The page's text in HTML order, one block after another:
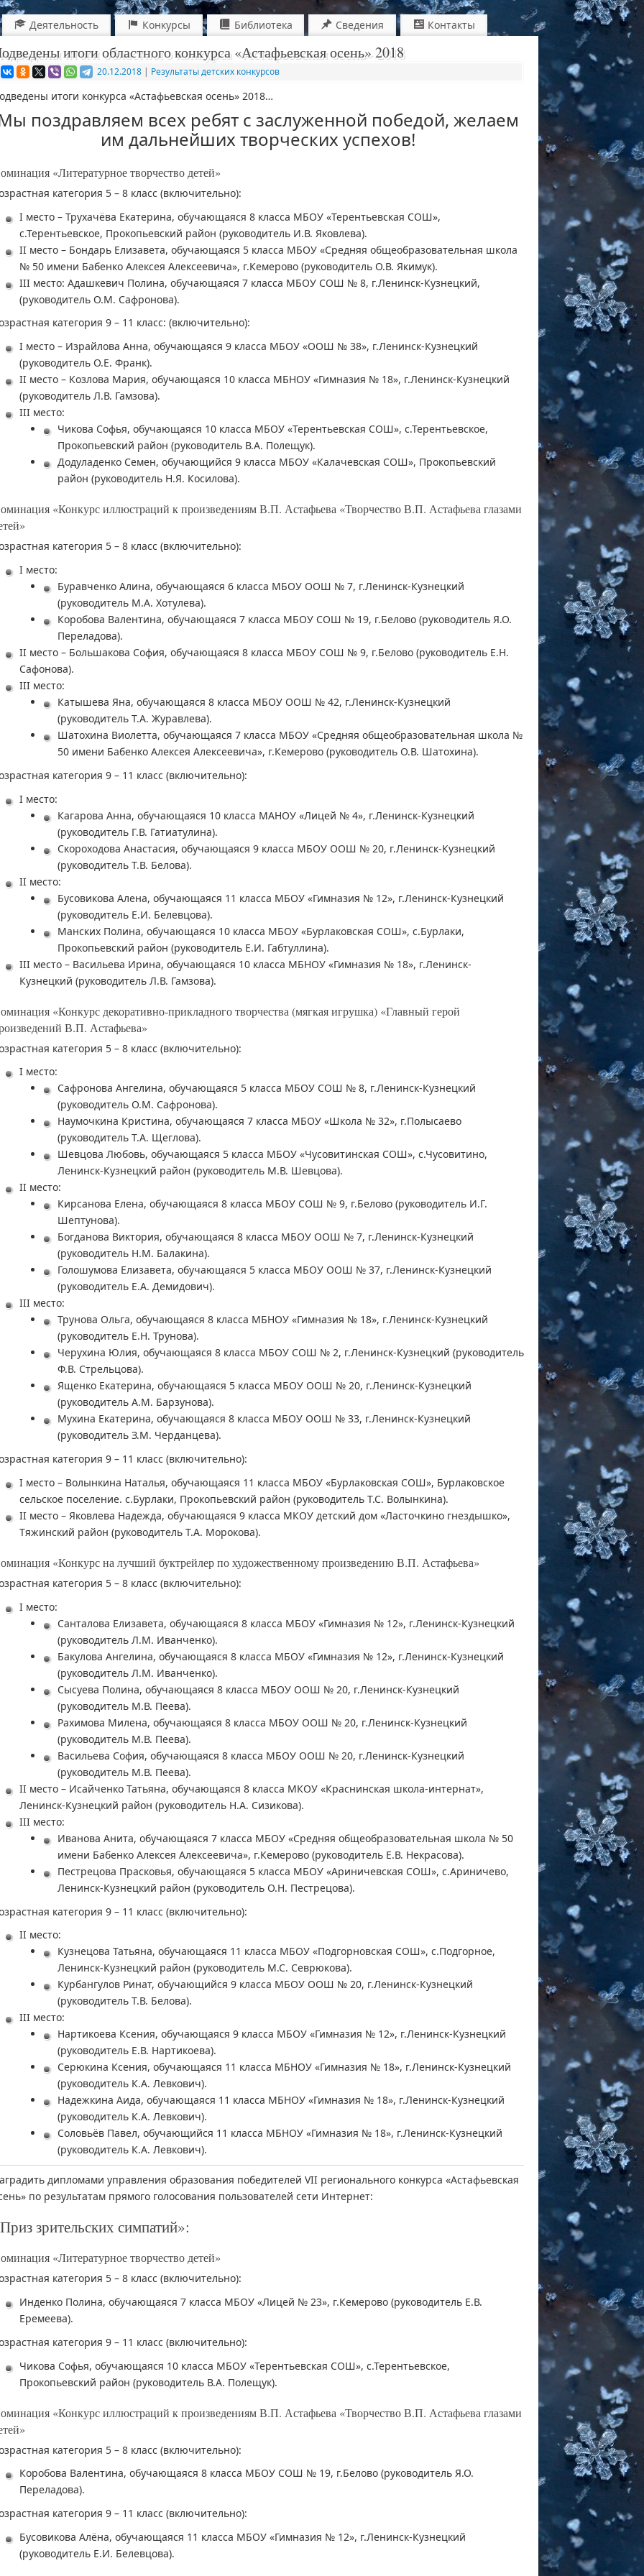
Деятельность Конкурсы Библиотека Сведения Контакты
итоги областного конкурса «Астафьевская осень» 2018
20.12.2018 | Результаты детских конкурсов
итоги конкурса «Астафьевская осень» 2018…
поздравляем всех ребят с заслуженной победой, желаем
им дальнейших творческих успехов!
«Литературное творчество детей»
категория 5 – 8 класс (включительно):
I место – Трухачёва Екатерина, обучающаяся 8 класса МБОУ «Терентьевская СОШ»,
с.Терентьевское, Прокопьевский район (руководитель И.В. Яковлева).
II место – Бондарь Елизавета, обучающаяся 5 класса МБОУ «Средняя общеобразовательная школа
№ 50 имени Бабенко Алексея Алексеевича», г.Кемерово (руководитель О.В. Якимук).
III место: Адашкевич Полина, обучающаяся 7 класса МБОУ СОШ № 8, г.Ленинск-Кузнецкий,
(руководитель О.М. Сафронова).
категория 9 – 11 класс: (включительно):
I место – Израйлова Анна, обучающаяся 9 класса МБОУ «ООШ № 38», г.Ленинск-Кузнецкий
(руководитель О.Е. Франк).
II место – Козлова Мария, обучающаяся 10 класса МБНОУ «Гимназия № 18», г.Ленинск-Кузнецкий
(руководитель Л.В. Гамзова).
III место:
Чикова Софья, обучающаяся 10 класса МБОУ «Терентьевская СОШ», с.Терентьевское,
Прокопьевский район (руководитель В.А. Полещук).
Додуладенко Семен, обучающийся 9 класса МБОУ «Калачевская СОШ», Прокопьевский
район (руководитель Н.Я. Косилова).
«Конкурс иллюстраций к произведениям В.П. Астафьева «Творчество В.П. Астафьева глазами
категория 5 – 8 класс (включительно):
I место:
Буравченко Алина, обучающаяся 6 класса МБОУ ООШ № 7, г.Ленинск-Кузнецкий
(руководитель М.А. Хотулева).
Коробова Валентина, обучающаяся 7 класса МБОУ СОШ № 19, г.Белово (руководитель Я.О.
Переладова).
II место – Большакова София, обучающаяся 8 класса МБОУ СОШ № 9, г.Белово (руководитель Е.Н.
Сафонова).
III место:
Катышева Яна, обучающаяся 8 класса МБОУ ООШ № 42, г.Ленинск-Кузнецкий
(руководитель Т.А. Журавлева).
Шатохина Виолетта, обучающаяся 7 класса МБОУ «Средняя общеобразовательная школа №
50 имени Бабенко Алексея Алексеевича», г.Кемерово (руководитель О.В. Шатохина).
категория 9 – 11 класс (включительно):
I место:
Кагарова Анна, обучающаяся 10 класса МАНОУ «Лицей № 4», г.Ленинск-Кузнецкий
(руководитель Г.В. Гатиатулина).
Скороходова Анастасия, обучающаяся 9 класса МБОУ ООШ № 20, г.Ленинск-Кузнецкий
(руководитель Т.В. Белова).
II место:
Бусовикова Алена, обучающаяся 11 класса МБОУ «Гимназия № 12», г.Ленинск-Кузнецкий
(руководитель Е.И. Белевцова).
Манских Полина, обучающаяся 10 класса МБОУ «Бурлаковская СОШ», с.Бурлаки,
Прокопьевский район (руководитель Е.И. Габтуллина).
III место – Васильева Ирина, обучающаяся 10 класса МБНОУ «Гимназия № 18», г.Ленинск-
Кузнецкий (руководитель Л.В. Гамзова).
«Конкурс декоративно-прикладного творчества (мягкая игрушка) «Главный герой
В.П. Астафьева»
категория 5 – 8 класс (включительно):
I место:
Сафронова Ангелина, обучающаяся 5 класса МБОУ СОШ № 8, г.Ленинск-Кузнецкий
(руководитель О.М. Сафронова).
Наумочкина Кристина, обучающаяся 7 класса МБОУ «Школа № 32», г.Полысаево
(руководитель Т.А. Щеглова).
Шевцова Любовь, обучающаяся 5 класса МБОУ «Чусовитинская СОШ», с.Чусовитино,
Ленинск-Кузнецкий район (руководитель М.В. Шевцова).
II место:
Кирсанова Елена, обучающаяся 8 класса МБОУ СОШ № 9, г.Белово (руководитель И.Г.
Шептунова).
Богданова Виктория, обучающаяся 8 класса МБОУ ООШ № 7, г.Ленинск-Кузнецкий
(руководитель Н.М. Балакина).
Голошумова Елизавета, обучающаяся 5 класса МБОУ ООШ № 37, г.Ленинск-Кузнецкий
(руководитель Е.А. Демидович).
III место:
Трунова Ольга, обучающаяся 8 класса МБНОУ «Гимназия № 18», г.Ленинск-Кузнецкий
(руководитель Е.Н. Трунова).
Черухина Юлия, обучающаяся 8 класса МБОУ СОШ № 2, г.Ленинск-Кузнецкий (руководитель
Ф.В. Стрельцова).
Ященко Екатерина, обучающаяся 5 класса МБОУ ООШ № 20, г.Ленинск-Кузнецкий
(руководитель А.М. Барзунова).
Мухина Екатерина, обучающаяся 8 класса МБОУ ООШ № 33, г.Ленинск-Кузнецкий
(руководитель З.М. Черданцева).
категория 9 – 11 класс (включительно):
I место – Волынкина Наталья, обучающаяся 11 класса МБОУ «Бурлаковская СОШ», Бурлаковское
сельское поселение. с.Бурлаки, Прокопьевский район (руководитель Т.С. Волынкина).
II место – Яковлева Надежда, обучающаяся 9 класса МКОУ детский дом «Ласточкино гнездышко»,
Тяжинский район (руководитель Т.А. Морокова).
«Конкурс на лучший буктрейлер по художественному произведению В.П. Астафьева»
категория 5 – 8 класс (включительно):
I место:
Санталова Елизавета, обучающаяся 8 класса МБОУ «Гимназия № 12», г.Ленинск-Кузнецкий
(руководитель Л.М. Иванченко).
Бакулова Ангелина, обучающаяся 8 класса МБОУ «Гимназия № 12», г.Ленинск-Кузнецкий
(руководитель Л.М. Иванченко).
Сысуева Полина, обучающаяся 8 класса МБОУ ООШ № 20, г.Ленинск-Кузнецкий
(руководитель М.В. Пеева).
Рахимова Милена, обучающаяся 8 класса МБОУ ООШ № 20, г.Ленинск-Кузнецкий
(руководитель М.В. Пеева).
Васильева София, обучающаяся 8 класса МБОУ ООШ № 20, г.Ленинск-Кузнецкий
(руководитель М.В. Пеева).
II место – Исайченко Татьяна, обучающаяся 8 класса МКОУ «Краснинская школа-интернат»,
Ленинск-Кузнецкий район (руководитель Н.А. Сизикова).
III место:
Иванова Анита, обучающаяся 7 класса МБОУ «Средняя общеобразовательная школа № 50
имени Бабенко Алексея Алексеевича», г.Кемерово (руководитель Е.В. Некрасова).
Пестрецова Прасковья, обучающаяся 5 класса МБОУ «Ариничевская СОШ», с.Ариничево,
Ленинск-Кузнецкий район (руководитель О.Н. Пестрецова).
категория 9 – 11 класс (включительно):
II место:
Кузнецова Татьяна, обучающаяся 11 класса МБОУ «Подгорновская СОШ», с.Подгорное,
Ленинск-Кузнецкий район (руководитель М.С. Севрюкова).
Курбангулов Ринат, обучающийся 9 класса МБОУ ООШ № 20, г.Ленинск-Кузнецкий
(руководитель Т.В. Белова).
III место:
Нартикоева Ксения, обучающаяся 9 класса МБОУ «Гимназия № 12», г.Ленинск-Кузнецкий
(руководитель Е.В. Нартикоева).
Серюкина Ксения, обучающаяся 11 класса МБНОУ «Гимназия № 18», г.Ленинск-Кузнецкий
(руководитель К.А. Левкович).
Надежкина Аида, обучающаяся 11 класса МБНОУ «Гимназия № 18», г.Ленинск-Кузнецкий
(руководитель К.А. Левкович).
Соловьёв Павел, обучающийся 11 класса МБНОУ «Гимназия № 18», г.Ленинск-Кузнецкий
(руководитель К.А. Левкович).
дипломами управления образования победителей VII регионального конкурса «Астафьевская
по результатам прямого голосования пользователей сети Интернет:
зрительских симпатий»:
«Литературное творчество детей»
категория 5 – 8 класс (включительно):
Инденко Полина, обучающаяся 7 класса МБОУ «Лицей № 23», г.Кемерово (руководитель Е.В.
Еремеева).
категория 9 – 11 класс (включительно):
Чикова Софья, обучающаяся 10 класса МБОУ «Терентьевская СОШ», с.Терентьевское,
Прокопьевский район (руководитель В.А. Полещук).
«Конкурс иллюстраций к произведениям В.П. Астафьева «Творчество В.П. Астафьева глазами
категория 5 – 8 класс (включительно):
Коробова Валентина, обучающаяся 8 класса МБОУ СОШ № 19, г.Белово (руководитель Я.О.
Переладова).
категория 9 – 11 класс (включительно):
Бусовикова Алёна, обучающаяся 11 класса МБОУ «Гимназия № 12», г.Ленинск-Кузнецкий
(руководитель Е.И. Белевцова).